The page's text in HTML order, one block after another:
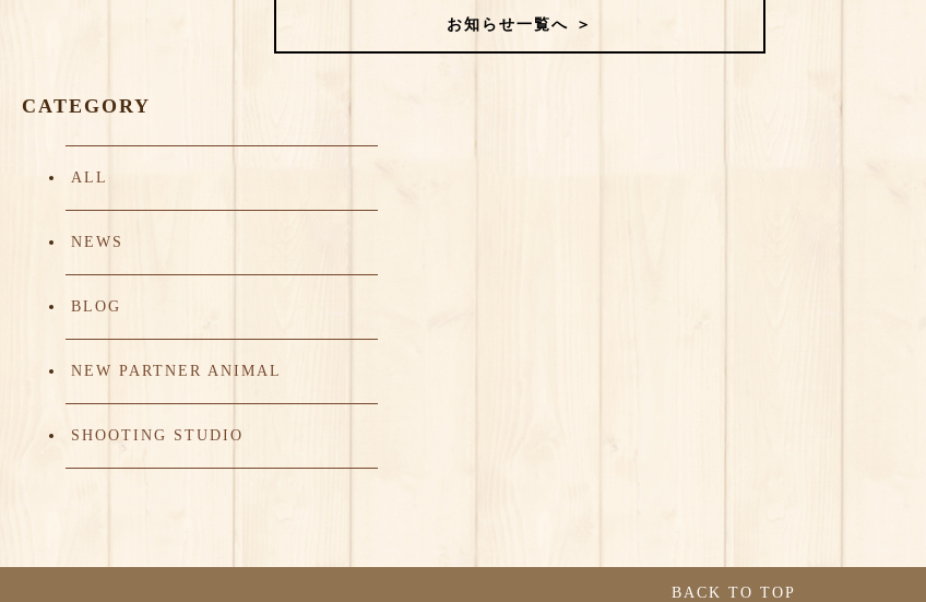
お知らせ一覧へ ＞
CATEGORY
ALL
NEWS
BLOG
NEW PARTNER ANIMAL
SHOOTING STUDIO
BACK TO TOP